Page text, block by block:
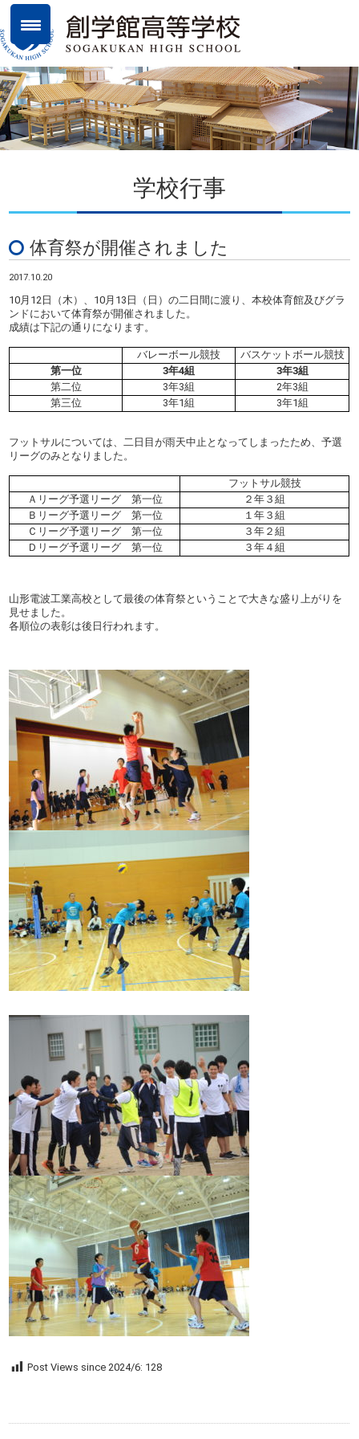
学校行事
体育祭が開催されました
2017.10.20
10月12日（木）、10月13日（日）の二日間に渡り、本校体育館及びグラ
ンドにおいて体育祭が開催されました。
成績は下記の通りになります。
バレーボール競技
バスケットボール競技
第一位
3年4組
3年3組
第二位
3年3組
2年3組
第三位
3年1組 3年1組
フットサルについては、二日目が雨天中止となってしまったため、予選
リーグのみとなりました。
フットサル競技
Ａリーグ予選リーグ 第一位
２年３組
Ｂリーグ予選リーグ 第一位
１年３組
Ｃリーグ予選リーグ 第一位
３年２組
Ｄリーグ予選リーグ 第一位
３年４組
山形電波工業高校として最後の体育祭ということで大きな盛り上がりを
見せました。
各順位の表彰は後日行われます。
Post Views since 2024/6: 128